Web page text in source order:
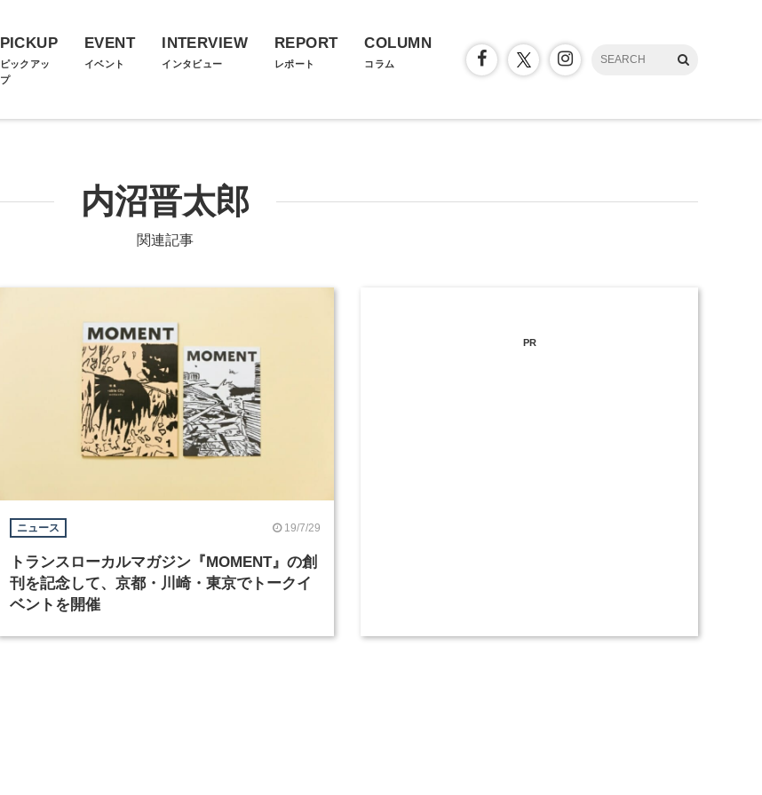
PICKUP
ピックアッ
プ
EVENT
イベント
INTERVIEW
インタビュー
REPORT
レポート
COLUMN
コラム
内沼晋太郎
関連記事
ニュース 19/7/29
トランスローカルマガジン『MOMENT』の創
刊を記念して、京都・川崎・東京でトークイ
ベントを開催
PR